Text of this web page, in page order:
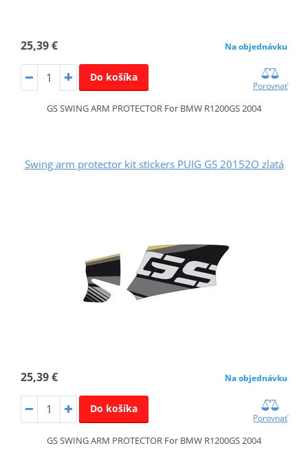
25,39 € Na objednávku
Do košíka
Porovnať
GS SWING ARM PROTECTOR For BMW R1200GS 2004
Swing arm protector kit stickers PUIG GS 20152O zlatá
25,39 € Na objednávku
Do košíka
Porovnať
GS SWING ARM PROTECTOR For BMW R1200GS 2004